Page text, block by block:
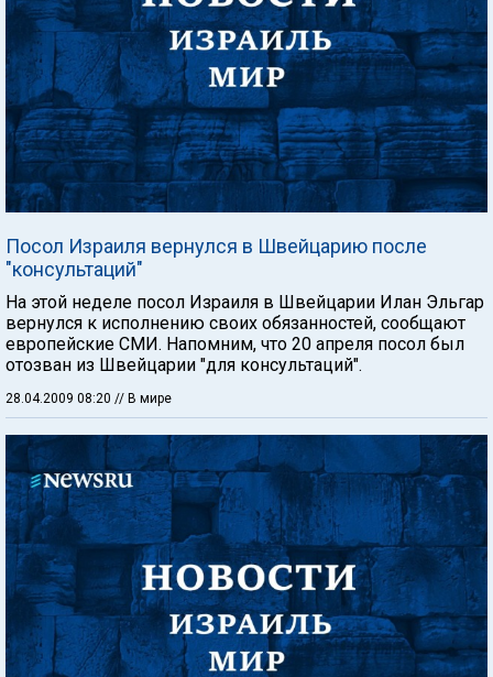
Посол Израиля вернулся в Швейцарию после
"консультаций"
На этой неделе посол Израиля в Швейцарии Илан Эльгар
вернулся к исполнению своих обязанностей, сообщают
европейские СМИ. Напомним, что 20 апреля посол был
отозван из Швейцарии "для консультаций".
28.04.2009 08:20 // В мире